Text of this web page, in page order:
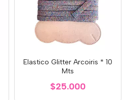
Elastico Glitter Arcoiris * 10
Mts
$25.000